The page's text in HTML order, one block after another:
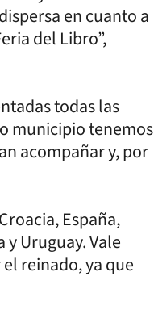
en cuanto a
del Libro”,
todas las
municipio tenemos
acompañar y, por
España,
y Uruguay. Vale
reinado, ya que